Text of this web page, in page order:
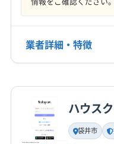
不定休
0120-849-140
業者詳細・特徴
基本情報
代表者名
堀内真
ハウス
袋井市